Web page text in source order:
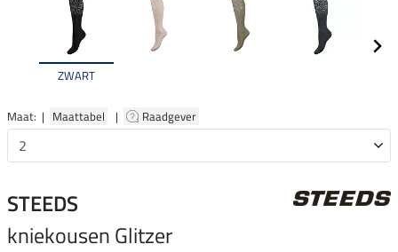
ZWART
Maat: | Maattabel | Raadgever
STEEDS
kniekousen Glitzer